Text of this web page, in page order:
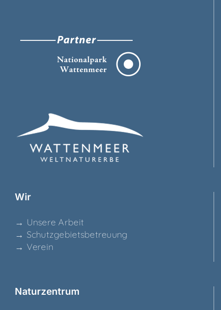
Wir
→ Unse­re Arbeit
→ Schutz­ge­biets­be­treu­ung
→ Ver­ein
Natur­zen­trum